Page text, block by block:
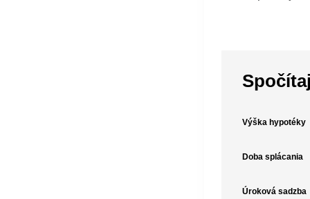
Výška hypotéky
Doba splácania
Úroková sadzba